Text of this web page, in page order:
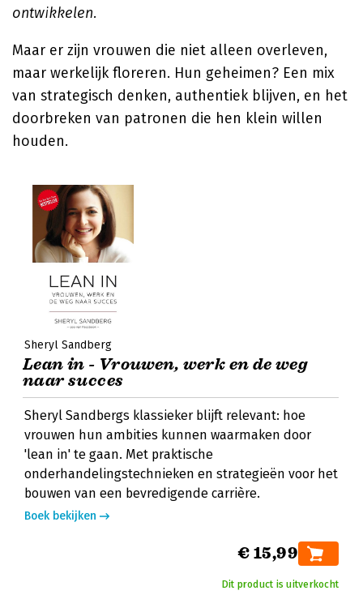
ontwikkelen.
Maar er zijn vrouwen die niet alleen overleven,
maar werkelijk floreren. Hun geheimen? Een mix
van strategisch denken, authentiek blijven, en het
doorbreken van patronen die hen klein willen
houden.
Sheryl Sandberg
Lean in - Vrouwen, werk en de weg
naar succes
Sheryl Sandbergs klassieker blijft relevant: hoe
vrouwen hun ambities kunnen waarmaken door
'lean in' te gaan. Met praktische
onderhandelingstechnieken en strategieën voor het
bouwen van een bevredigende carrière.
Boek bekijken
€ 15,99
Dit product is uitverkocht